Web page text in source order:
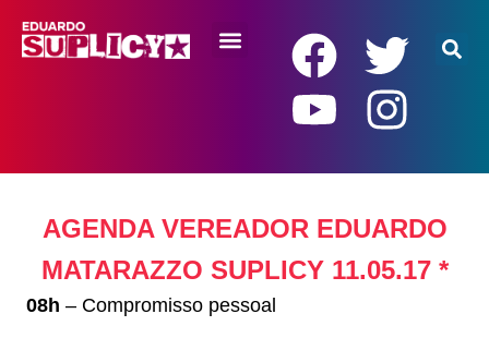
AGENDA VEREADOR EDUARDO
MATARAZZO SUPLICY 11.05.17 *
08h – Compromisso pessoal